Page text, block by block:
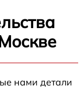
нами детали